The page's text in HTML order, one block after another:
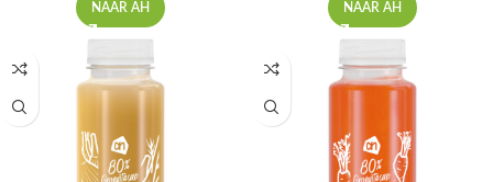
NAAR AH NAAR AH